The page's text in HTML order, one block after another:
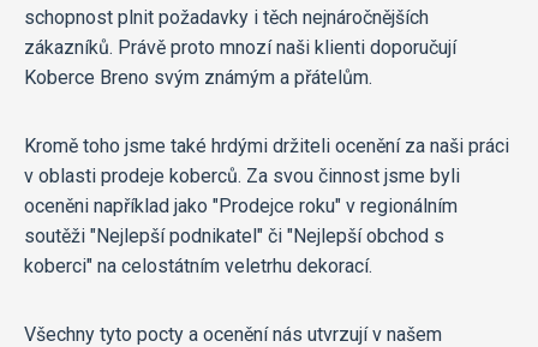
schopnost plnit požadavky i těch nejnáročnějších
zákazníků. Právě proto mnozí naši klienti doporučují
Koberce Breno svým známým a přátelům.
Kromě toho jsme také hrdými držiteli ocenění za naši práci
v oblasti prodeje koberců. Za svou činnost jsme byli
oceněni například jako "Prodejce roku" v regionálním
soutěži "Nejlepší podnikatel" či "Nejlepší obchod s
koberci" na celostátním veletrhu dekorací.
Všechny tyto pocty a ocenění nás utvrzují v našem